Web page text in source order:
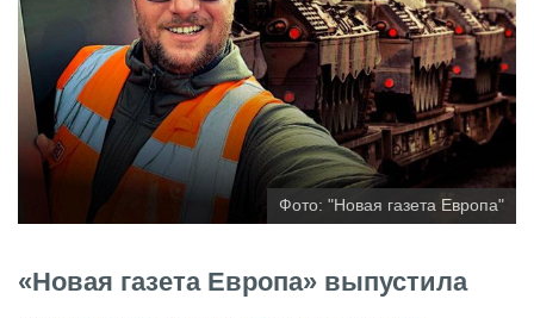
Фото: "Новая газета Европа"
«Новая газета Европа» выпустила